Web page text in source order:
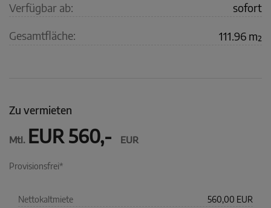
Verfügbar ab: sofort
Gesamtfläche: 111.96 m²
Zu vermieten
Mtl. EUR 560,- EUR
Provisionsfrei*
Nettokaltmiete 560,00 EUR